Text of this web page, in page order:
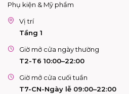
Phụ kiện & Mỹ phẩm
Vị trí
Tầng 1
Giờ mở cửa ngày thường
T2-T6 10:00–22:00
Giờ mở cửa cuối tuần
T7-CN-Ngày lễ 09:00–22:00